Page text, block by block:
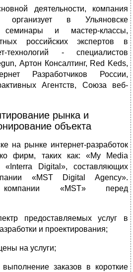
деятельности, компания
организует в Ульяновске
семинары и мастер-классы,
российских экспертов в
технологий - специалистов
Артон Консалтинг, Red Keds,
Разработчиков России,
Агентств, Союза веб-
рынка и
объекта
на рынке интернет-разработок
фирм, таких как: «My Media
«Interra Digital», составляющих
«MST Digital Agency».
компании «MST» перед
предоставляемых услуг в
и проектирования;
на услуги;
выполнение заказов в короткие